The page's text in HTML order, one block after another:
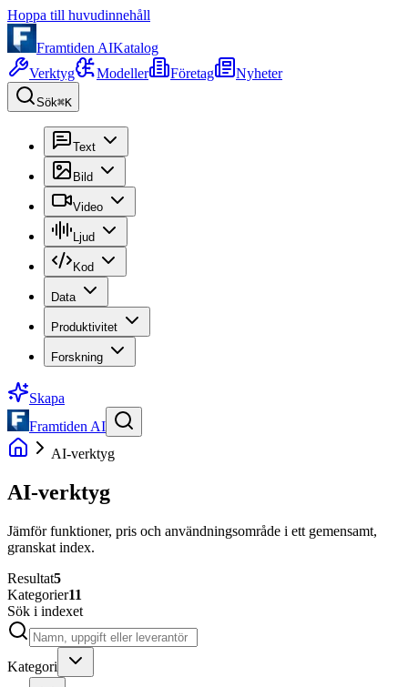
Hoppa till huvudinnehåll
Framtiden AIKatalog
Verktyg
Modeller Företag Nyheter
Sök⌘K
Text
Bild
Video
Ljud
Kod
Data
Produktivitet
Forskning
Skapa
Framtiden AI
AI-verktyg
AI-verktyg
Jämför funktioner, pris och användningsområde i ett gemensamt,
granskat index.
Resultat5
Kategorier11
Sök i indexet
Kategori